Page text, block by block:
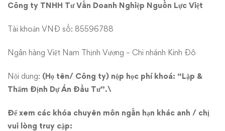
Công ty TNHH Tư Vấn Doanh Nghiệp Nguồn Lực Việt
Tài khoản VNĐ số: 85596788
Ngân hàng Việt Nam Thịnh Vượng – Chi nhánh Kinh Đô
Nội dung: (Họ tên/ Công ty) nộp học phí khoá: “Lập &
Thẩm Định Dự Án Đầu Tư”.\
Để xem các khóa chuyên môn ngắn hạn khác anh / chị
vui lòng truy cập: